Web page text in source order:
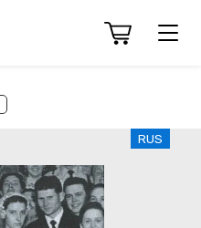
RUS